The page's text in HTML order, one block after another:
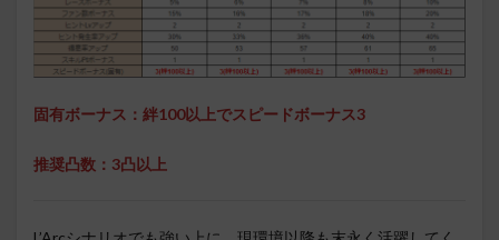
固有ボーナス：絆100以上でスピードボーナス3
推奨凸数：3凸以上